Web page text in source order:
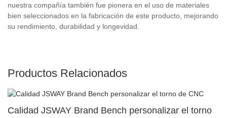
nuestra compañía también fue pionera en el uso de materiales
bien seleccionados en la fabricación de este producto, mejorando
su rendimiento, durabilidad y longevidad.
Productos Relacionados
Calidad JSWAY Brand Bench personalizar el torno